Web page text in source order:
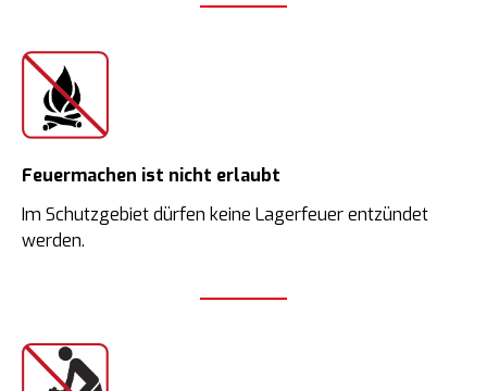
Feuermachen ist nicht erlaubt
Im Schutzgebiet dürfen keine Lagerfeuer entzündet
werden.